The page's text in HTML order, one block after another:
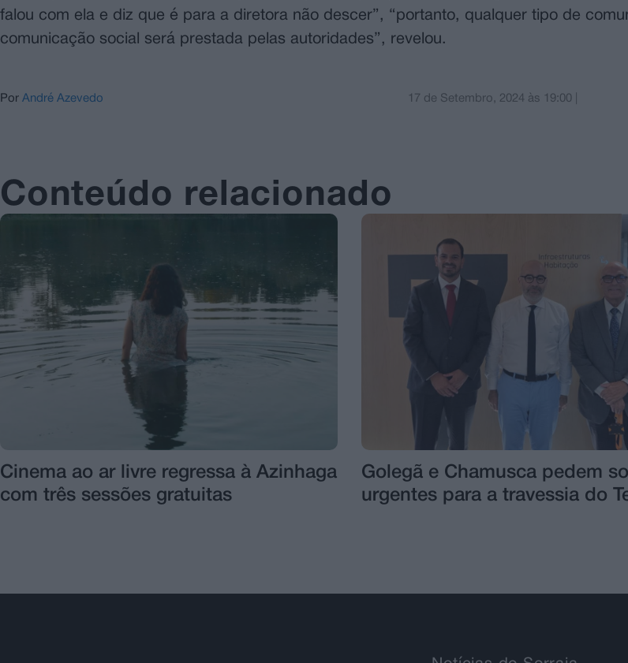
falou com ela e diz que é para a diretora não descer”, “portanto, qualquer tipo de
comunicação social será prestada pelas autoridades”, revelou.
Por André Azevedo 17 de Setembro, 2024 às 19:00
Conteúdo relacionado
Cinema ao ar livre regressa à Azinhaga
com três sessões gratuitas
Golegã e Chamusca pedem
urgentes para a travessia do